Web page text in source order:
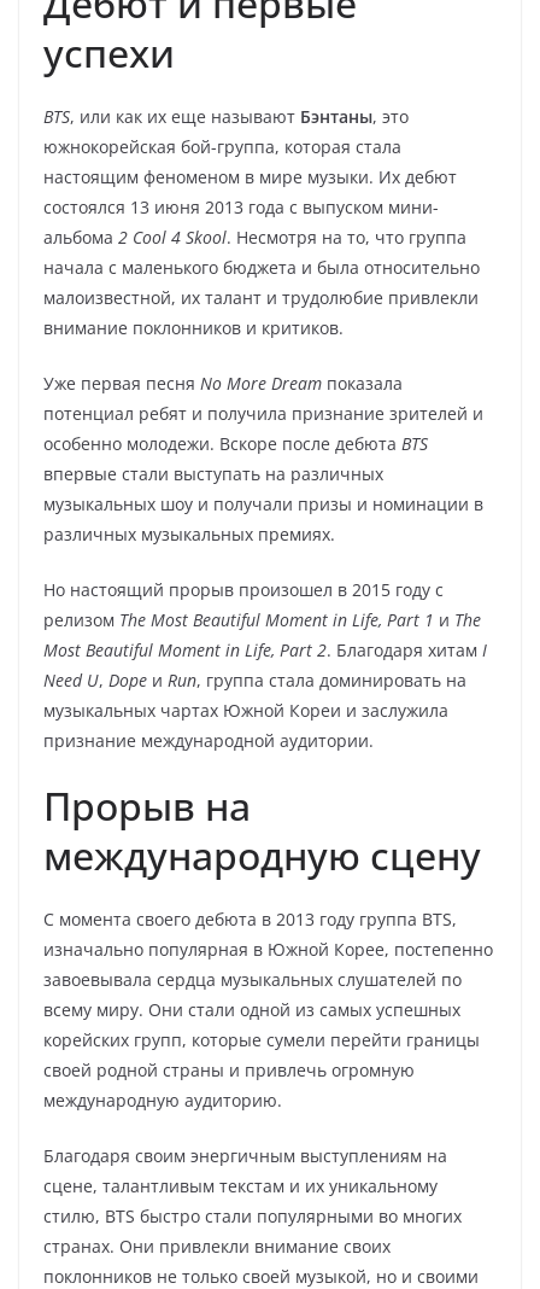
успехи
BTS, или как их еще называют Бэнтаны, это
южнокорейская бой-группа, которая стала
настоящим феноменом в мире музыки. Их дебют
состоялся 13 июня 2013 года с выпуском мини-
альбома 2 Cool 4 Skool. Несмотря на то, что группа
начала с маленького бюджета и была относительно
малоизвестной, их талант и трудолюбие привлекли
внимание поклонников и критиков.
Уже первая песня No More Dream показала
потенциал ребят и получила признание зрителей и
особенно молодежи. Вскоре после дебюта BTS
впервые стали выступать на различных
музыкальных шоу и получали призы и номинации в
различных музыкальных премиях.
Но настоящий прорыв произошел в 2015 году с
релизом The Most Beautiful Moment in Life, Part 1 и The
Most Beautiful Moment in Life, Part 2. Благодаря хитам I
Need U, Dope и Run, группа стала доминировать на
музыкальных чартах Южной Кореи и заслужила
признание международной аудитории.
Прорыв на
международную сцену
С момента своего дебюта в 2013 году группа BTS,
изначально популярная в Южной Корее, постепенно
завоевывала сердца музыкальных слушателей по
всему миру. Они стали одной из самых успешных
корейских групп, которые сумели перейти границы
своей родной страны и привлечь огромную
международную аудиторию.
Благодаря своим энергичным выступлениям на
сцене, талантливым текстам и их уникальному
стилю, BTS быстро стали популярными во многих
странах. Они привлекли внимание своих
поклонников не только своей музыкой, но и своими